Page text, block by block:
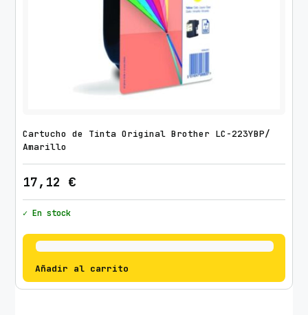
Cartucho de Tinta Original Brother LC-223YBP/
Amarillo
17,12 €
✓ En stock
Añadir al carrito